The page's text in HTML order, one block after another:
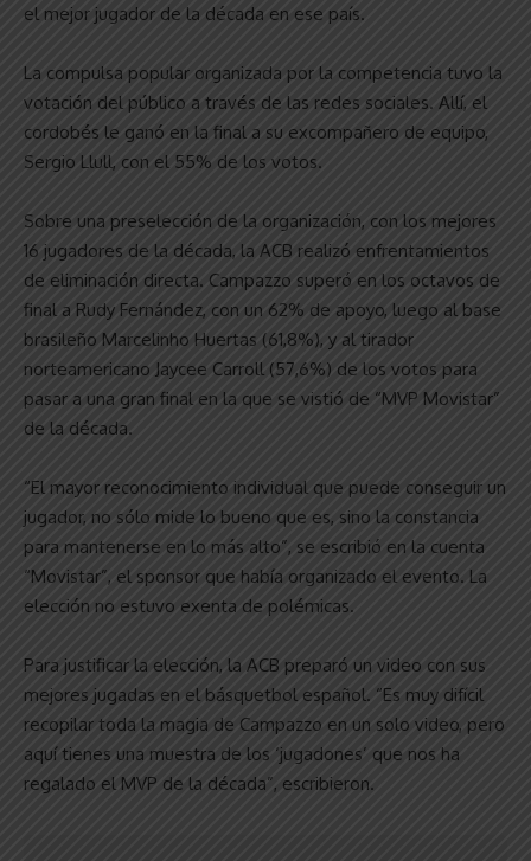
el mejor jugador de la década en ese país.
La compulsa popular organizada por la competencia tuvo la
votación del público a través de las redes sociales. Allí, el
cordobés le ganó en la final a su excompañero de equipo,
Sergio Llull, con el 55% de los votos.
Sobre una preselección de la organización, con los mejores
16 jugadores de la década, la ACB realizó enfrentamientos
de eliminación directa. Campazzo superó en los octavos de
final a Rudy Fernández, con un 62% de apoyo, luego al base
brasileño Marcelinho Huertas (61,8%), y al tirador
norteamericano Jaycee Carroll (57,6%) de los votos para
pasar a una gran final en la que se vistió de “MVP Movistar”
de la década.
“El mayor reconocimiento individual que puede conseguir un
jugador, no sólo mide lo bueno que es, sino la constancia
para mantenerse en lo más alto”, se escribió en la cuenta
“Movistar”, el sponsor que había organizado el evento. La
elección no estuvo exenta de polémicas.
Para justificar la elección, la ACB preparó un video con sus
mejores jugadas en el básquetbol español. “Es muy difícil
recopilar toda la magia de Campazzo en un solo video, pero
aquí tienes una muestra de los ‘jugadones’ que nos ha
regalado el MVP de la década”, escribieron.